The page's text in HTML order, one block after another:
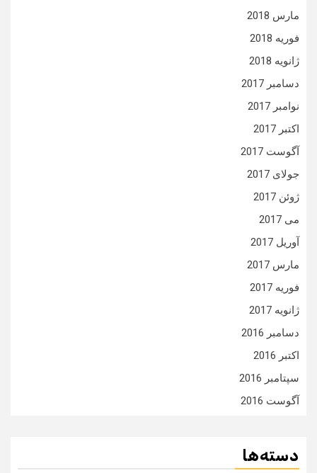
مارس 2018
فوریه 2018
ژانویه 2018
دسامبر 2017
نوامبر 2017
اکتبر 2017
آگوست 2017
جولای 2017
ژوئن 2017
می 2017
آوریل 2017
مارس 2017
فوریه 2017
ژانویه 2017
دسامبر 2016
اکتبر 2016
سپتامبر 2016
آگوست 2016
دسته‌ها